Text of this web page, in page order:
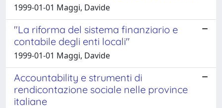
1999-01-01 Maggi, Davide
"La riforma del sistema finanziario e
contabile degli enti locali"
1999-01-01 Maggi, Davide
Accountability e strumenti di
rendicontazione sociale nelle province
italiane